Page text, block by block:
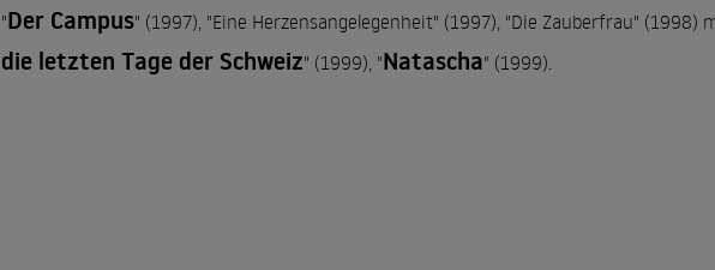
"Der Campus" (1997), "Eine Herzensangelegenheit" (1997), "Die Zauberfrau" (1998)
die letzten Tage der Schweiz" (1999), "Natascha" (1999).